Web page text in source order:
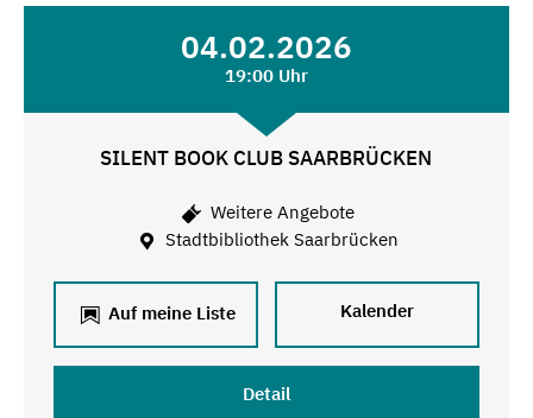
04.02.2026
19:00 Uhr
SILENT BOOK CLUB SAARBRÜCKEN
Weitere Angebote
Stadtbibliothek Saarbrücken
Auf meine Liste Kalender
Detail